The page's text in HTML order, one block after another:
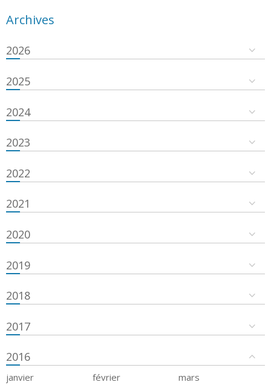
Archives
2026
2025
2024
2023
2022
2021
2020
2019
2018
2017
2016
janvier février
mars